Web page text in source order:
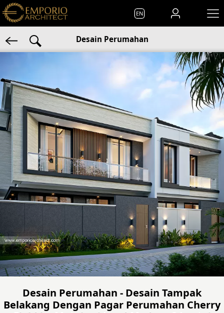
EN
Desain Perumahan
Desain Perumahan - Desain Tampak
Belakang Dengan Pagar Perumahan Cherry